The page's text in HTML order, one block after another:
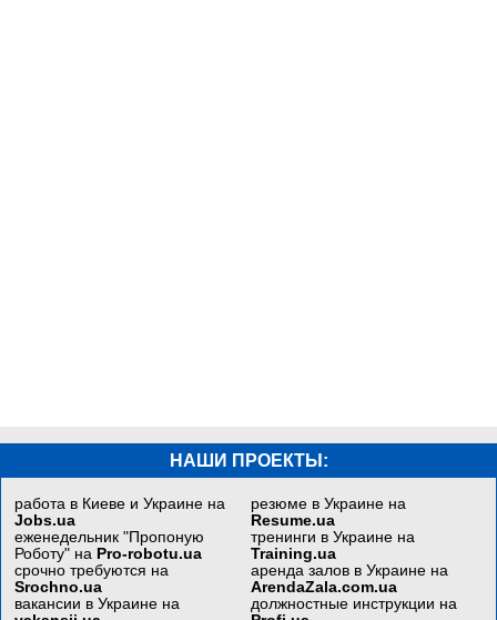
НАШИ ПРОЕКТЫ:
работа в Киеве и Украине на
Jobs.ua
еженедельник "Пропоную
Роботу" на Pro-robotu.ua
срочно требуются на
Srochno.ua
вакансии в Украине на
резюме в Украине на
Resume.ua
тренинги в Украине на
Training.ua
аренда залов в Украине на
ArendaZala.com.ua
должностные инструкции на